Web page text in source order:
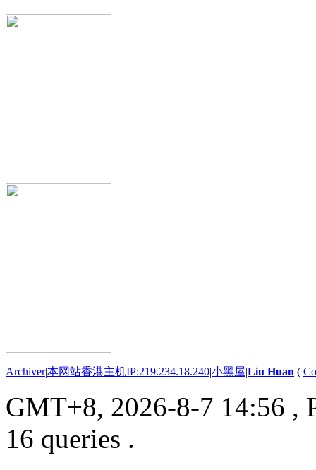
Archiver|本网站香港主机IP:219.234.18.240|小黑屋|Liu Huan (
GMT+8, 2026-8-7 14:56 ,
16 queries .